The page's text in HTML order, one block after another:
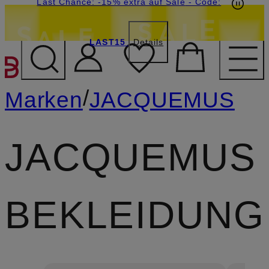
ZUM HAUPTINHALT
LAST15 Details
Marken/JACQUEMUS
JACQUEMUS
BEKLEIDUNG